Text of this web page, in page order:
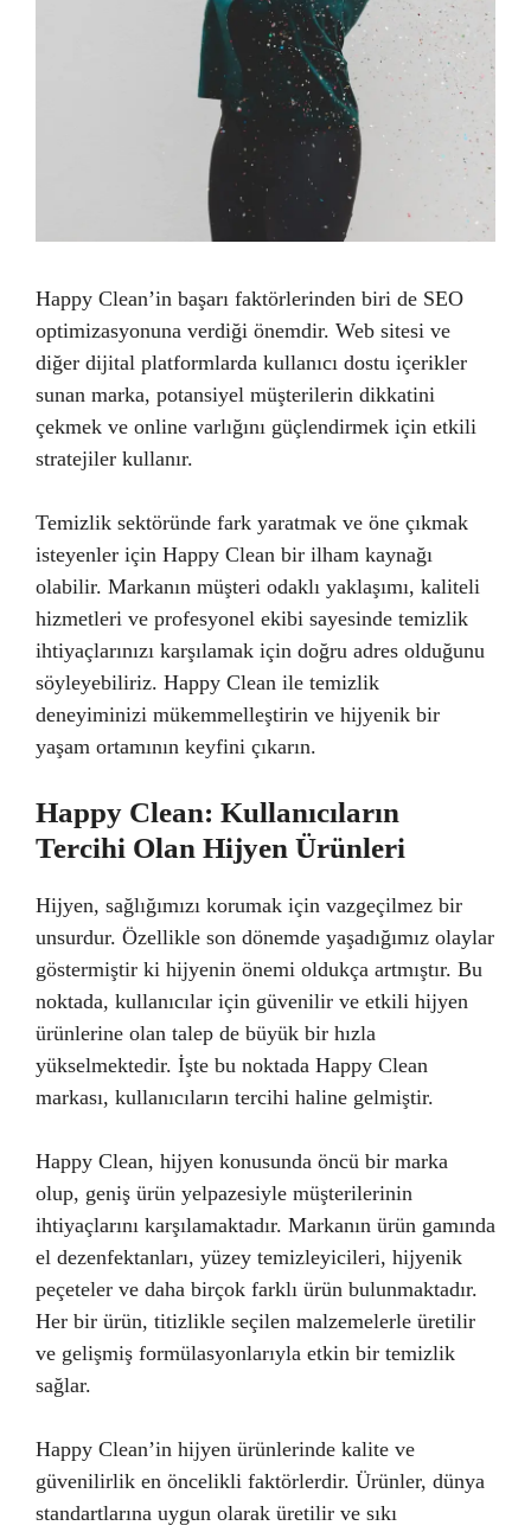
Happy Clean’in başarı faktörlerinden biri de SEO
optimizasyonuna verdiği önemdir. Web sitesi ve
diğer dijital platformlarda kullanıcı dostu içerikler
sunan marka, potansiyel müşterilerin dikkatini
çekmek ve online varlığını güçlendirmek için etkili
stratejiler kullanır.
Temizlik sektöründe fark yaratmak ve öne çıkmak
isteyenler için Happy Clean bir ilham kaynağı
olabilir. Markanın müşteri odaklı yaklaşımı, kaliteli
hizmetleri ve profesyonel ekibi sayesinde temizlik
ihtiyaçlarınızı karşılamak için doğru adres olduğunu
söyleyebiliriz. Happy Clean ile temizlik
deneyiminizi mükemmelleştirin ve hijyenik bir
yaşam ortamının keyfini çıkarın.
Happy Clean: Kullanıcıların
Tercihi Olan Hijyen Ürünleri
Hijyen, sağlığımızı korumak için vazgeçilmez bir
unsurdur. Özellikle son dönemde yaşadığımız olaylar
göstermiştir ki hijyenin önemi oldukça artmıştır. Bu
noktada, kullanıcılar için güvenilir ve etkili hijyen
ürünlerine olan talep de büyük bir hızla
yükselmektedir. İşte bu noktada Happy Clean
markası, kullanıcıların tercihi haline gelmiştir.
Happy Clean, hijyen konusunda öncü bir marka
olup, geniş ürün yelpazesiyle müşterilerinin
ihtiyaçlarını karşılamaktadır. Markanın ürün gamında
el dezenfektanları, yüzey temizleyicileri, hijyenik
peçeteler ve daha birçok farklı ürün bulunmaktadır.
Her bir ürün, titizlikle seçilen malzemelerle üretilir
ve gelişmiş formülasyonlarıyla etkin bir temizlik
sağlar.
Happy Clean’in hijyen ürünlerinde kalite ve
güvenilirlik en öncelikli faktörlerdir. Ürünler, dünya
standartlarına uygun olarak üretilir ve sıkı